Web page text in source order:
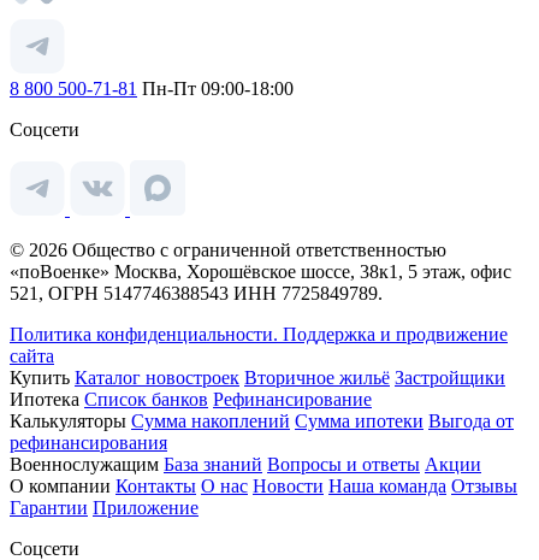
8 800 500-71-81 Пн-Пт 09:00-18:00
Соцсети
© 2026 Общество с ограниченной ответственностью
«поВоенке» Москва, Хорошёвское шоссе, 38к1, 5 этаж, офис
521, ОГРН 5147746388543 ИНН 7725849789.
Политика конфиденциальности. Поддержка и продвижение
сайта
Купить Каталог новостроек Вторичное жильё Застройщики
Ипотека Список банков Рефинансирование
Калькуляторы Сумма накоплений Сумма ипотеки Выгода от
рефинансирования
Военнослужащим База знаний Вопросы и ответы Акции
О компании Контакты О нас Новости Наша команда Отзывы
Гарантии Приложение
Соцсети